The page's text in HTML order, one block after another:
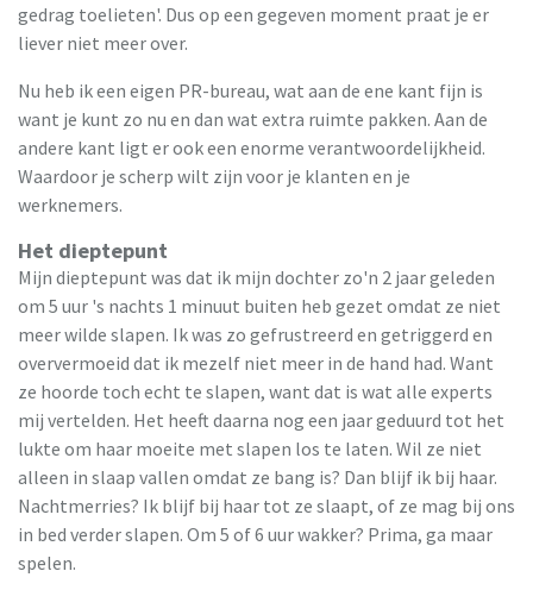
gedrag toelieten'. Dus op een gegeven moment praat je er
liever niet meer over.
Nu heb ik een eigen PR-bureau, wat aan de ene kant fijn is
want je kunt zo nu en dan wat extra ruimte pakken. Aan de
andere kant ligt er ook een enorme verantwoordelijkheid.
Waardoor je scherp wilt zijn voor je klanten en je
werknemers.
Het dieptepunt
Mijn dieptepunt was dat ik mijn dochter zo'n 2 jaar geleden
om 5 uur 's nachts 1 minuut buiten heb gezet omdat ze niet
meer wilde slapen. Ik was zo gefrustreerd en getriggerd en
oververmoeid dat ik mezelf niet meer in de hand had. Want
ze hoorde toch echt te slapen, want dat is wat alle experts
mij vertelden. Het heeft daarna nog een jaar geduurd tot het
lukte om haar moeite met slapen los te laten. Wil ze niet
alleen in slaap vallen omdat ze bang is? Dan blijf ik bij haar.
Nachtmerries? Ik blijf bij haar tot ze slaapt, of ze mag bij ons
in bed verder slapen. Om 5 of 6 uur wakker? Prima, ga maar
spelen.